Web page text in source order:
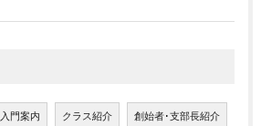
入門案内 クラス紹介 創始者･支部長紹介